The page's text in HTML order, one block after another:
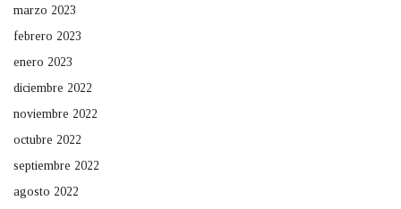
marzo 2023
febrero 2023
enero 2023
diciembre 2022
noviembre 2022
octubre 2022
septiembre 2022
agosto 2022